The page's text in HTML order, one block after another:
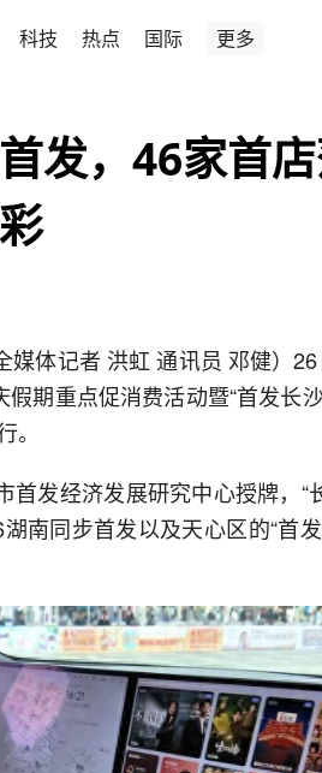
科技 热点 国际 更多
发，46家首
体记者 洪虹 通讯员 邓健）26
期重点促消费活动暨“首发长
。
首发经济发展研究中心授牌，“
南同步首发以及天心区的“首